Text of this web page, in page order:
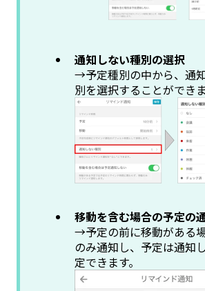
通知しない種別の選択
→予定種別の中から、通
別を選択することができま
移動を含む場合の予定の
→予定の前に移動がある
のみ通知し、予定は通知
定できます。